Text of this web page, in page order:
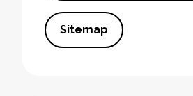
Sitemap